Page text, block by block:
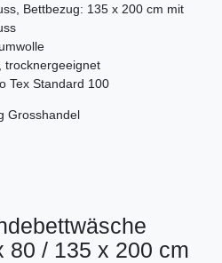
Bettbezug: 135 x 200 cm mit
trocknergeeignet
Tex Standard 100
Grosshandel
80 / 135 x 200 cm